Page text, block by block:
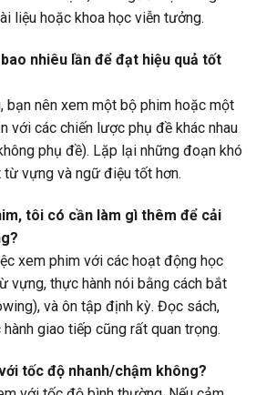
liệu hoặc khoa học viễn tưởng.
nhiêu lần để đạt hiệu quả tốt
bạn nên xem một bộ phim hoặc một
với các chiến lược phụ đề khác nhau
phụ đề). Lặp lại những đoạn khó
từ vựng và ngữ điệu tốt hơn.
tôi có cần làm gì thêm để cải
xem phim với các hoạt động học
vựng, thực hành nói bằng cách bắt
và ôn tập định kỳ. Đọc sách,
giao tiếp cũng rất quan trọng.
tốc độ nhanh/chậm không?